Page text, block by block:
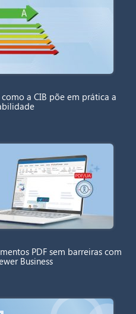
a CIB põe em prática a
PDF sem barreiras com
Business